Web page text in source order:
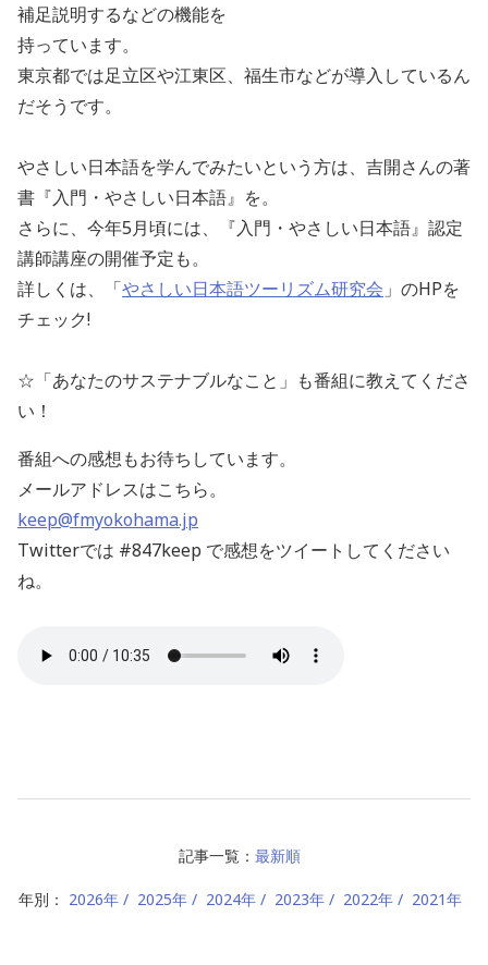
補足説明するなどの機能を
持っています。
東京都では足立区や江東区、福生市などが導入しているん
だそうです。
やさしい日本語を学んでみたいという方は、吉開さんの著
書『入門・やさしい日本語』を。
さらに、今年5月頃には、『入門・やさしい日本語』認定
講師講座の開催予定も。
詳しくは、「やさしい日本語ツーリズム研究会 」のHPを
チェック!
☆「あなたのサステナブルなこと」も番組に教えてくださ
い！
番組への感想もお待ちしています。
メールアドレスはこちら。
keep@fmyokohama.jp
Twitterでは #847keep で感想をツイートしてください
ね。
記事一覧： 最新順
年別： 2026年 2025年 2024年 2023年 2022年 2021年